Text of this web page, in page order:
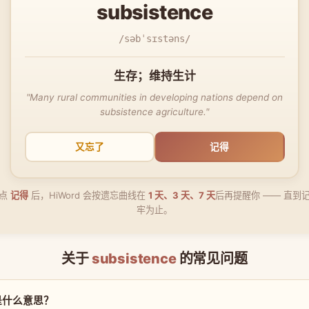
subsistence
/səbˈsɪstəns/
生存；维持生计
"Many rural communities in developing nations depend on
subsistence agriculture."
又忘了 记得
点 记得 后，HiWord 会按遗忘曲线在 1 天、3 天、7 天后再提醒你 —— 直到
牢为止。
关于 subsistence的常见问题
么意思？